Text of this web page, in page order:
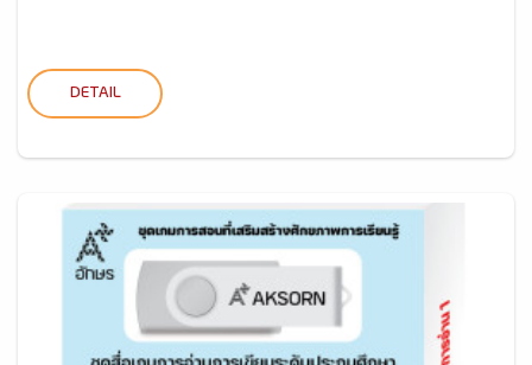
DETAIL